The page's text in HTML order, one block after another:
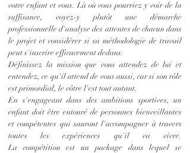
votre enfant et vous. Là où vous pourriez y voir de la
suffisance, voyez-y plutôt une démarche
professionnelle d'analyse des attentes de chacun dans
le projet et considérer si sa méthodologie de travail
peut s'inscrire efficacement dedans.
Définissez la mission que vous attendez de lui et
entendez, ce qu'il attend de vous aussi, car si son rôle
est primordial, le vôtre l'est tout autant.
En s'engageant dans des ambitions sportives, un
enfant doit être entouré de personnes bienveillantes
et compétentes qui saurontl'accompagnerà travers
toutes lesexpériences qu'il va vivre.
La compétition est un package dans lequel se